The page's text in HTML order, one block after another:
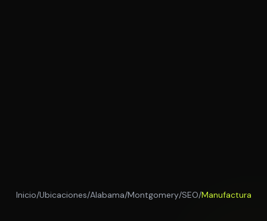
Inicio/Ubicaciones/Alabama/Montgomery/SEO/Manufactura